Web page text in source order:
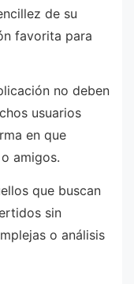
de su
favorita para
no deben
usuarios
en que
amigos.
que buscan
sin
o análisis